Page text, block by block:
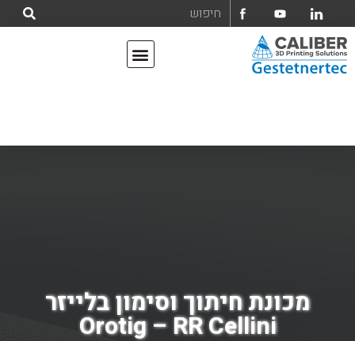
מכונת חיתוך וסימון בלייזר
Orotig – RR Cellini